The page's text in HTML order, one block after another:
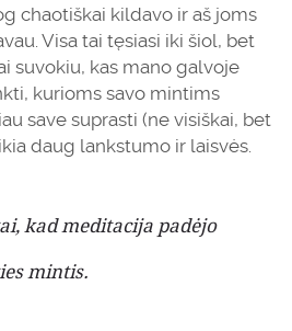
chaotiškai kildavo ir aš joms
Visa tai tęsiasi iki šiol, bet
suvokiu, kas mano galvoje
kurioms savo mintims
save suprasti (ne visiškai, bet
daug lankstumo ir laisvės.
kad meditacija padėjo
mintis.